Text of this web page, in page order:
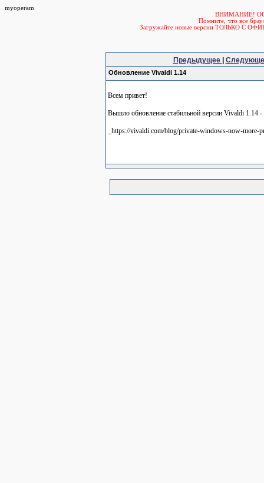
myoperam
ВНИМАНИЕ!
Помните, что все
Загружайте новые версии ТОЛЬКО С
Предыдущее
Обновление Vivaldi 1.14
Всем привет!
Вышло обновление стабильной версии Vivaldi 1.14
_https://vivaldi.com/blog/private-windows-now-more-